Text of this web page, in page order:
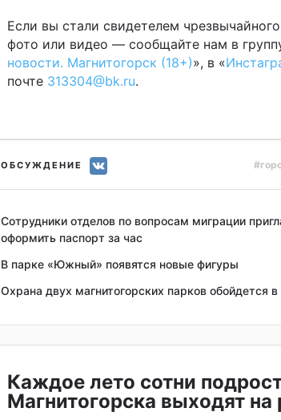
Если вы стали свидетелем
фото или видео — сообщайте нам в
новости. Магнитогорск (18+)», в «
почте 313304@bk.ru.
ОБСУЖДЕНИЕ
Сотрудники отделов по вопросам миграции
оформить паспорт за час
В парке «Южный» появятся новые фигуры
Охрана двух магнитогорских парков обойдется
Каждое лето сотни
Магнитогорска выходят на